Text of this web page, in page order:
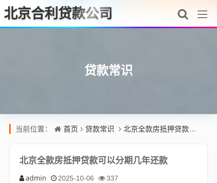
北京合利贷款公司
贷款常识
当前位置： 首页 贷款常识 北京全款房抵押贷款可以分期几年还款
北京全款房抵押贷款可以分期几年还款
admin 2025-10-06 337